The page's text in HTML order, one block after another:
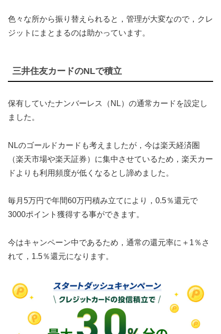
色々な所から振り替えられると，管理が大変なので，クレ
ジットにまとまるのは助かっています。
三井住友カードのNLで積立
保有していたナンバーレス（NL）の通常カードを設定し
ました。
NLのゴールドカードも考えましたが，今は楽天経済圏
（楽天市場や楽天証券）に集中させているため，楽天カー
ドよりも利用頻度が低くなるとし諦めました。
毎月5万円で年間60万円積み立てにより，0.5％還元で
3000ポイント獲得する事ができます。
今はキャンペーン中であるため，通常の還元率に＋1％さ
れて，1.5％還元になります。